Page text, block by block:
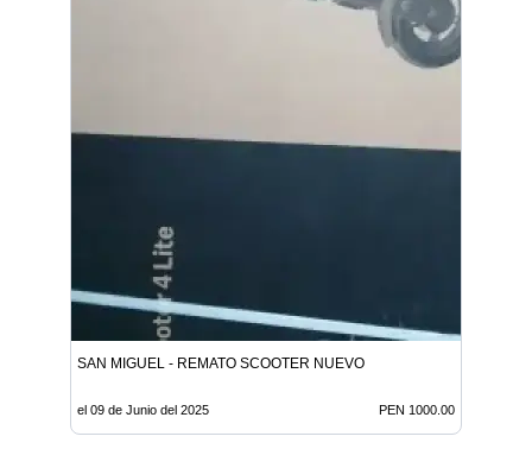
SAN MIGUEL - REMATO SCOOTER NUEVO
el 09 de Junio del 2025 PEN 1000.00